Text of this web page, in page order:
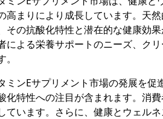
高まりにより成長しています。天
その抗酸化特性と潜在的な健康効
による栄養サポートのニーズ、ク
ミンEサプリメント市場の発展を
化特性への注目が含まれます。消
ています。さらに、健康とウェル